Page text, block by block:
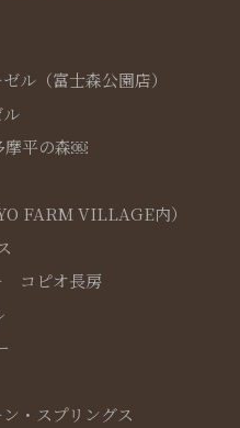
ル（富士森公園店）
摩平の森￼
FARM VILLAGE内）
コピオ長房
・スプリングス